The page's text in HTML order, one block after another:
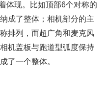
体现。比如顶部6个对称的
成了整体；相机部分的主
排列，而超广角和麦克风
机盖板与跑道型弧度保持
了一个整体。